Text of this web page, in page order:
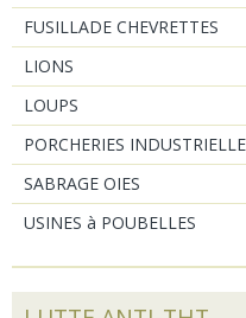
FUSILLADE CHEVRETTES
LIONS
LOUPS
PORCHERIES
SABRAGE OIES
USINES à POUBELLES